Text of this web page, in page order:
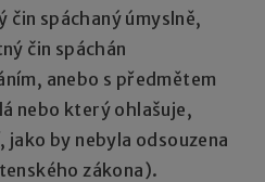
spáchaný úmyslně,
čin spáchán
anebo s předmětem
nebo který ohlašuje,
jako by nebyla odsouzena
zákona).